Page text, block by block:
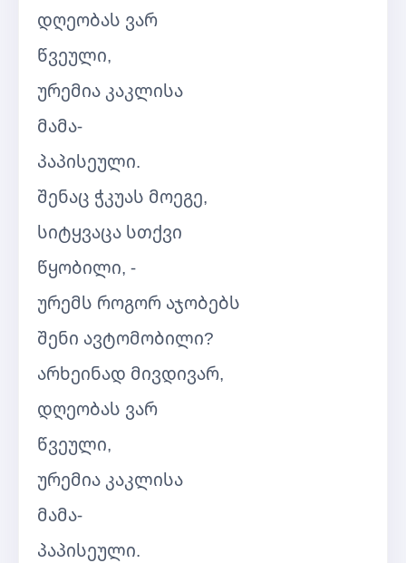
დღეობას ვარ
წვეული,
ურემია კაკლისა
მამა-
პაპისეული.
შენაც ჭკუას მოეგე,
სიტყვაცა სთქვი
წყობილი, -
ურემს როგორ აჯობებს
შენი ავტომობილი?
არხეინად მივდივარ,
დღეობას ვარ
წვეული,
ურემია კაკლისა
მამა-
პაპისეული.